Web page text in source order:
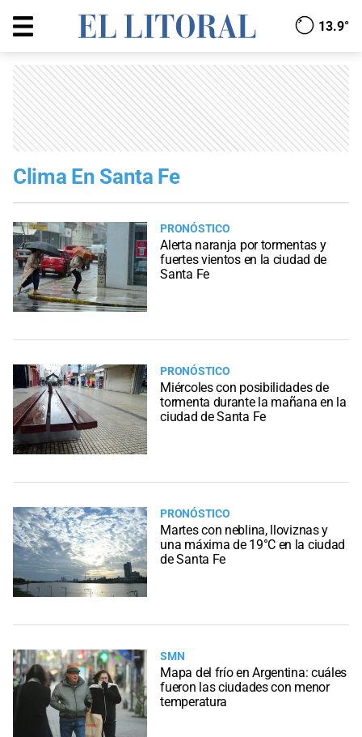
13.9°
Clima En Santa Fe
PRONÓSTICO
Alerta naranja por tormentas y
fuertes vientos en la ciudad de
Santa Fe
PRONÓSTICO
Miércoles con posibilidades de
tormenta durante la mañana en la
ciudad de Santa Fe
PRONÓSTICO
Martes con neblina, lloviznas y
una máxima de 19°C en la ciudad
de Santa Fe
SMN
Mapa del frío en Argentina: cuáles
fueron las ciudades con menor
temperatura